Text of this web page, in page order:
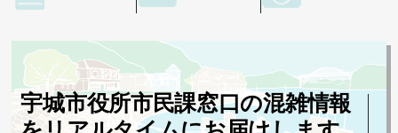
宇城市役所市民課窓口の混雑情報